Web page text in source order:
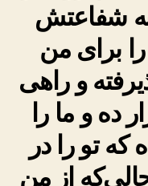
شفاعتش
را برای من
و راهی
و ما را
که تو را در
از من